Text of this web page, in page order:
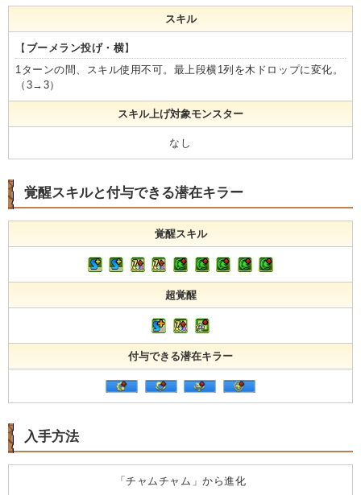
スキル
【 ブーメラン投げ・横】
1ターンの間、スキル使用不可。最上段横1列を木ドロップに変化。
（3→3）
スキル上げ対象モンスター
なし
覚醒スキルと付与できる潜在キラー
覚醒スキル
超覚醒
付与できる潜在キラー
入手方法
「チャムチャム」から進化